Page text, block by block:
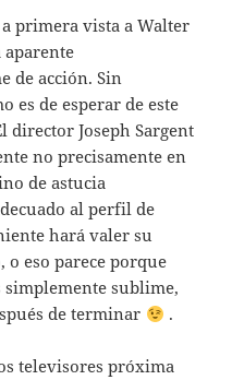
primera vista a Walter
aparente
de acción. Sin
es de esperar de este
director Joseph Sargent
no precisamente en
de astucia
al perfil de
hará valer su
o eso parece porque
simplemente sublime,
de terminar
.
televisores próxima